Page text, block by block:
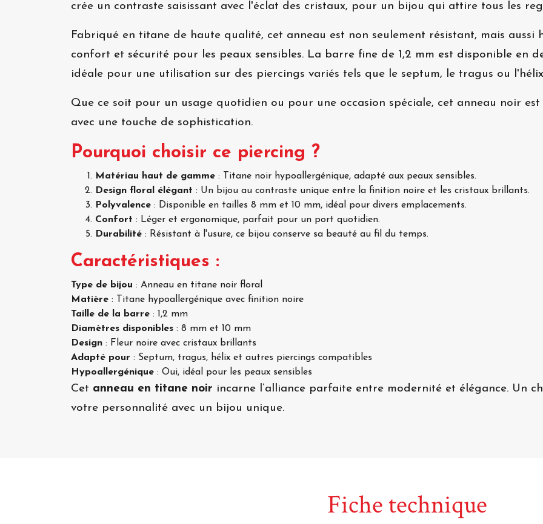
crée un contraste saisissant avec l'éclat des cristaux, pour un bijou qui attire tous les
Fabriqué en titane de haute qualité, cet anneau est non seulement résistant, mais aussi
confort et sécurité pour les peaux sensibles. La barre fine de 1,2 mm est disponible en
idéale pour une utilisation sur des piercings variés tels que le septum, le tragus ou
Que ce soit pour un usage quotidien ou pour une occasion spéciale, cet anneau noir
avec une touche de sophistication.
Pourquoi choisir ce piercing ?
Matériau haut de gamme : Titane noir hypoallergénique, adapté aux peaux sensibles.
Design floral élégant : Un bijou au contraste unique entre la finition noire et les cristaux brillants.
Polyvalence : Disponible en tailles 8 mm et 10 mm, idéal pour divers emplacements.
Confort : Léger et ergonomique, parfait pour un port quotidien.
Durabilité : Résistant à l'usure, ce bijou conserve sa beauté au fil du temps.
Caractéristiques :
Type de bijou : Anneau en titane noir floral
Matière : Titane hypoallergénique avec finition noire
Taille de la barre : 1,2 mm
Diamètres disponibles : 8 mm et 10 mm
Design : Fleur noire avec cristaux brillants
Adapté pour : Septum, tragus, hélix et autres piercings compatibles
Hypoallergénique : Oui, idéal pour les peaux sensibles
Cet anneau en titane noir incarne l’alliance parfaite entre modernité et élégance. Un
votre personnalité avec un bijou unique.
Fiche technique